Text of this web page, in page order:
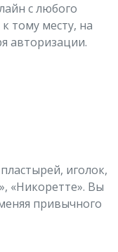
с любого
тому месту, на
авторизации.
иголок,
«Никоретте». Вы
привычного